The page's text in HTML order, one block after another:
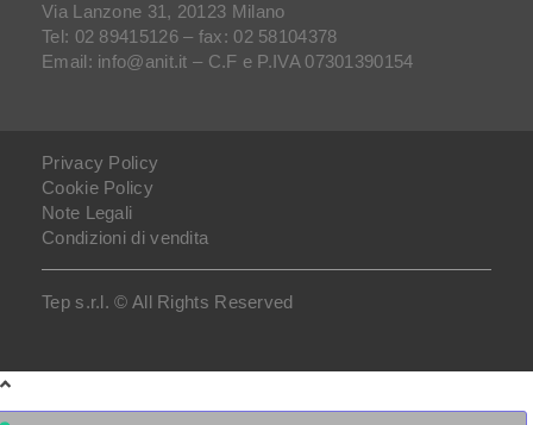
Via Lanzone 31, 20123 Milano
Tel: 02 89415126 – fax: 02 58104378
Email: info@anit.it – C.F e P.IVA 07301390154
Tep s.r.l. © All Rights Reserved
Privacy Policy
Cookie Policy
Note Legali
Condizioni di vendita